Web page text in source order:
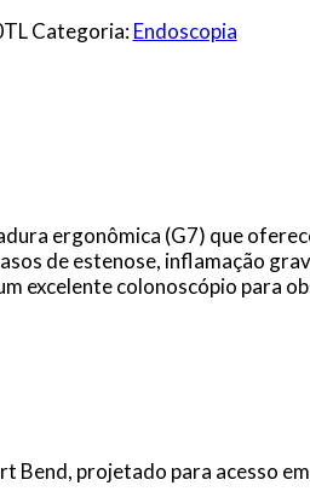
Categoria: Endoscopia
ergonômica (G7) que
de estenose, inflamação
excelente colonoscópio para
Bend, projetado para acesso